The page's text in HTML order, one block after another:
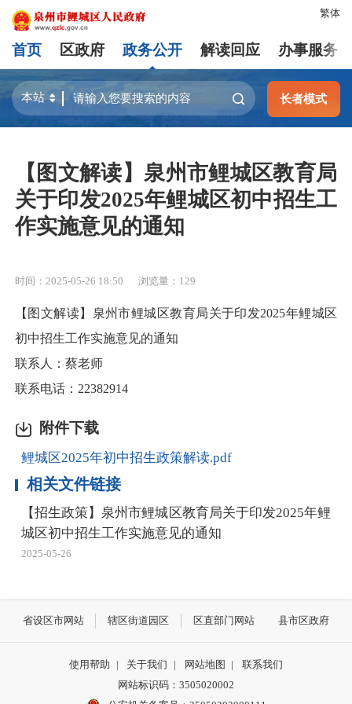
繁体
首页 区政府 政务公开 解读回应 办事服务
长者模式
【图文解读】泉州市鲤城区教育局
关于印发2025年鲤城区初中招生工
作实施意见的通知
时间：2025-05-26 18:50 浏览量： 129
【图文解读】泉州市鲤城区教育局关于印发2025年鲤城区
初中招生工作实施意见的通知
联系人：蔡老师
联系电话：22382914
附件下载
鲤城区2025年初中招生政策解读.pdf
相关文件链接
【招生政策】泉州市鲤城区教育局关于印发2025年鲤
城区初中招生工作实施意见的通知
2025-05-26
省设区市网站 辖区街道园区 区直部门网站 县市区政府
使用帮助 | 关于我们 | 网站地图 |
联系我们
网站标识码：3505020002